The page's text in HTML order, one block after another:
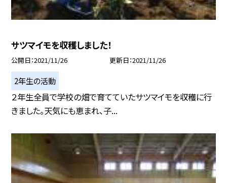
サツマイモを収穫しました！
公開日 2021/11/26 更新日 2021/11/26
2年生の活動
２年生全員で学校の畑で育てていたサツマイモを収穫に行
きました。天気にも恵まれ、子...